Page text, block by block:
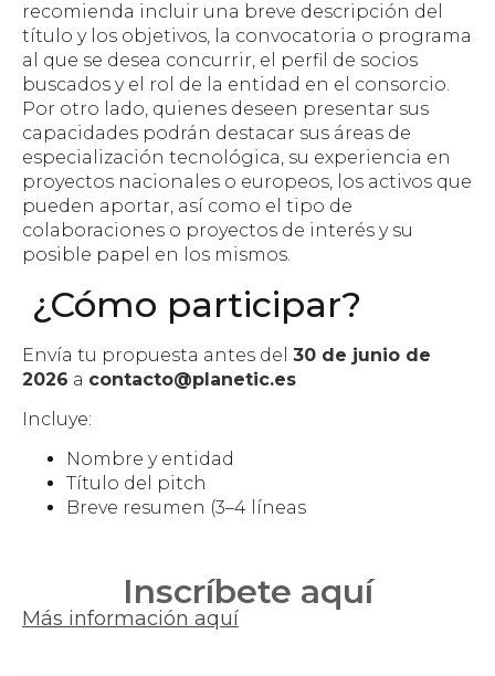
recomienda incluir una breve descripción del
título y los objetivos, la convocatoria o programa
al que se desea concurrir, el perfil de socios
buscados y el rol de la entidad en el consorcio.
Por otro lado, quienes deseen presentar sus
capacidades podrán destacar sus áreas de
especialización tecnológica, su experiencia en
proyectos nacionales o europeos, los activos que
pueden aportar, así como el tipo de
colaboraciones o proyectos de interés y su
posible papel en los mismos.
¿Cómo participar?
Envía tu propuesta antes del 30 de junio de
2026 a contacto@planetic.es
Incluye:
Nombre y entidad
Título del pitch
Breve resumen (3–4 líneas
Inscríbete aquí
Más información aquí